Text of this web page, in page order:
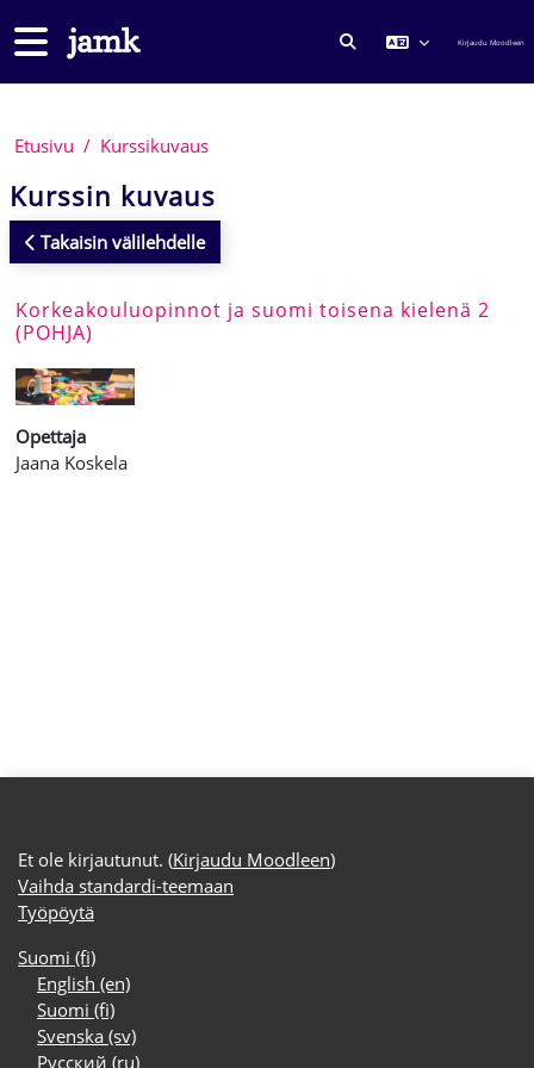
Sivupaneeli
VAIHDA Kirjaudu Moodleen
Etusivu Kurssikuvaus
Kurssin kuvaus
Takaisin välilehdelle
Korkeakouluopinnot ja suomi toisena kielenä 2
(POHJA)
Opettaja
Jaana Koskela
Et ole kirjautunut. (Kirjaudu Moodleen)
Vaihda standardi-teemaan
Työpöytä
Suomi ‎(fi)‎
English ‎(en)‎
Suomi ‎(fi)‎
Svenska ‎(sv)‎
Русский ‎(ru)‎